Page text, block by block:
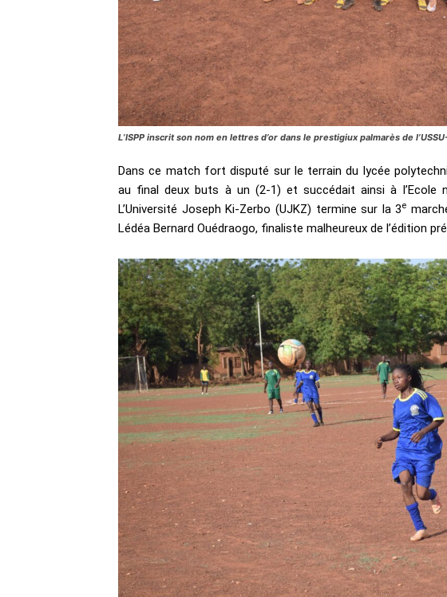
L’ISPP inscrit son nom en lettres d’or dans le prestigiux palmarès de
Dans ce match fort disputé sur le terrain du lycée
au final deux buts à un (2-1) et succédait ainsi à l’Ecole
L’Université Joseph Ki-Zerbo (UJKZ) termine sur la 3e
Lédéa Bernard Ouédraogo, finaliste malheureux de l’édition